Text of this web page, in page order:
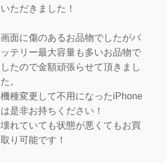
いただきました！
画面に傷のあるお品物でしたがバ
ッテリー最大容量も多いお品物で
したので金額頑張らせて頂きまし
た。
機種変更して不用になったiPhone
は是非お持ちください！
壊れていても状態が悪くてもお買
取り可能です！